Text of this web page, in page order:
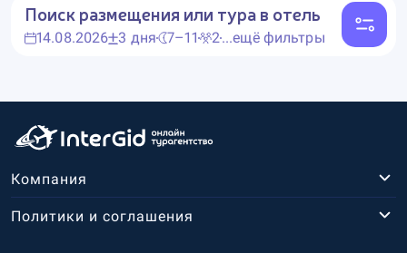
Поиск размещения или тура в отель
14.08.2026 3 дня 7–11 2...ещё фильтры
Компания
Политики и соглашения